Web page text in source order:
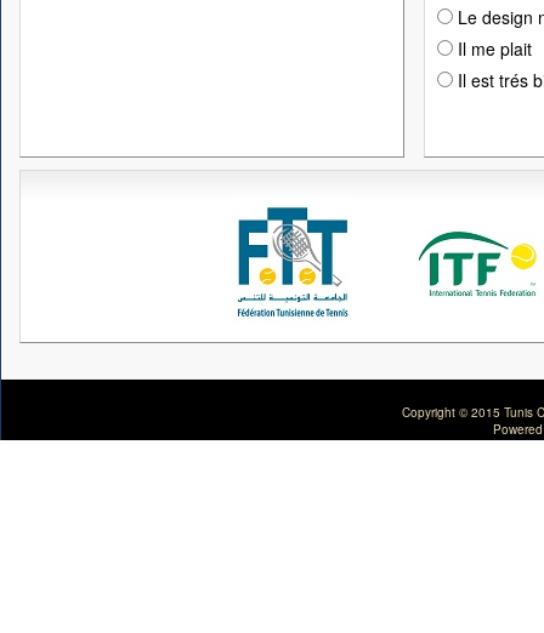
Le design
Il me plait
Il est trés
Copyright © 2015 Tunis